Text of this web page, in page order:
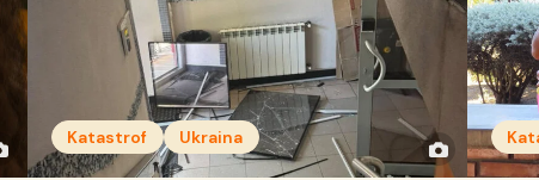
Katastrof Ukraina